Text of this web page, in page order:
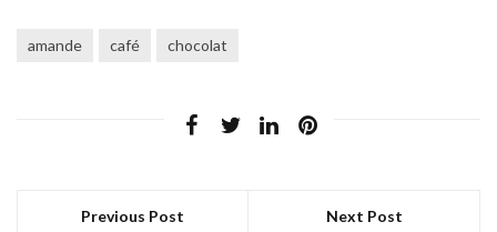
amande café chocolat
Previous Post Next Post